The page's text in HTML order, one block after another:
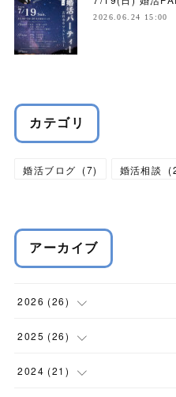
2026.06.24 15:00
カテゴリ
婚活ブログ (7) 婚活相談 (
アーカイブ
2026 (26)
(1)
(1 )
2025 (26)
(2 )
2024 (21 )